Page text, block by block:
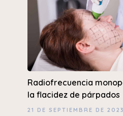
Radiofrecuencia
la flacidez de párpados
21 DE SEPTIEMBRE DE 2023